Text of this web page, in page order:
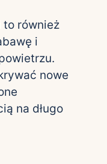
to również
i
nowe
na długo